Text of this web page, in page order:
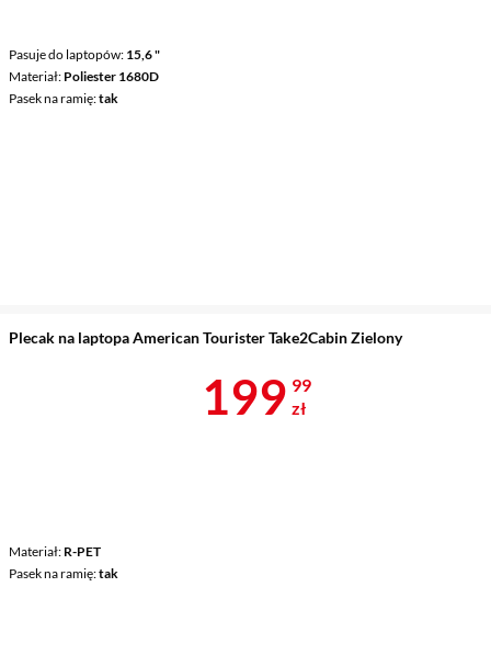
Pasuje do laptopów 15,6 "
Materiał Poliester 1680D
Pasek na ramię tak
Plecak na laptopa American Tourister Take2Cabin Zielony
Materiał R-PET
Pasek na ramię tak
Cena 199,99
199 99
zł